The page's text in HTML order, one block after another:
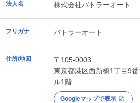
法人名 株式会社バトラーオート
フリガナ バトラーオート
住所/地図
〒105-0003
東京都港区西新橋1丁目9
ル1階
Googleマップで表示